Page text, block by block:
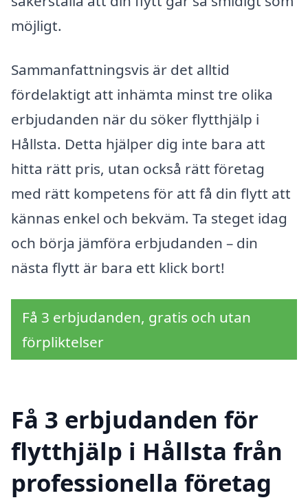
möjligt.
Sammanfattningsvis är det alltid
fördelaktigt att inhämta minst tre olika
erbjudanden när du söker flytthjälp i
Hållsta. Detta hjälper dig inte bara att
hitta rätt pris, utan också rätt företag
med rätt kompetens för att få din flytt att
kännas enkel och bekväm. Ta steget idag
och börja jämföra erbjudanden – din
nästa flytt är bara ett klick bort!
Få 3 erbjudanden, gratis och utan
förpliktelser
Få 3 erbjudanden för
flytthjälp i Hållsta från
professionella företag